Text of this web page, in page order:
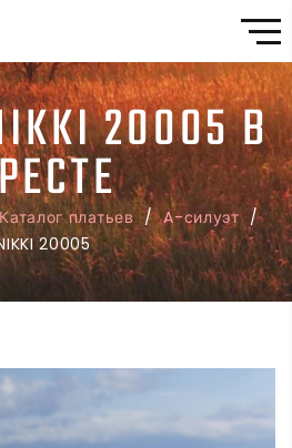
20005 В
Каталог платьев/A-силуэт/
20005